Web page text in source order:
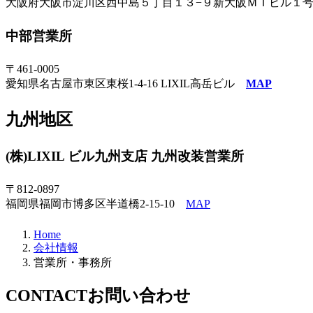
中部営業所
〒461-0005
愛知県名古屋市東区東桜1-4-16 LIXIL高岳ビル MAP
九州地区
(株)LIXIL ビル九州支店 九州改装営業所
〒812-0897
福岡県福岡市博多区半道橋2-15-10 MAP
Home
会社情報
営業所・事務所
CONTACTお問い合わせ